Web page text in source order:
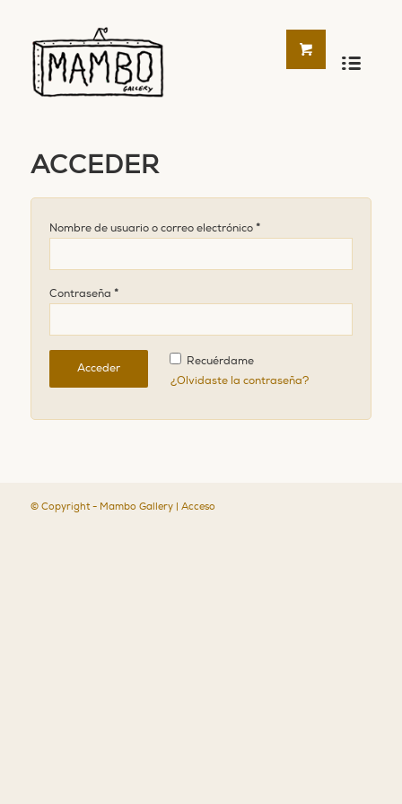
ACCEDER
Nombre de usuario o correo electrónico *
Contraseña *
Recuérdame
¿Olvidaste la contraseña?
© Copyright - Mambo Gallery | Acceso